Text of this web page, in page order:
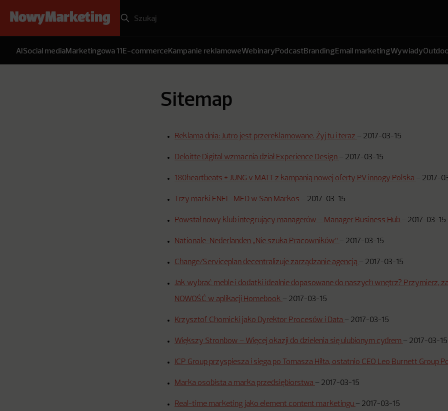
AISocial mediaMarketingowa 11E-commerceKampanie reklamoweWebinaryPodcastBrandingEmail marketingWywiady
Sitemap
Reklama dnia: Jutro jest przereklamowane. Żyj tu i teraz – 2017-03-15
Deloitte Digital wzmacnia dział Experience Design – 2017-03-15
180heartbeats + JUNG v MATT z kampanią nowej oferty PV innogy Polska – 2017-
Trzy marki ENEL-MED w San Markos – 2017-03-15
Powstał nowy klub integrujący managerów – Manager Business Hub – 2017-03-15
Nationale-Nederlanden „Nie szuka Pracowników” – 2017-03-15
Change/Serviceplan decentralizuje zarządzanie agencją – 2017-03-15
Jak wybrać meble i dodatki idealnie dopasowane do naszych wnętrz? Przymierz,
NOWOŚĆ w aplikacji Homebook – 2017-03-15
Krzysztof Chomicki jako Dyrektor Procesów i Data – 2017-03-15
Większy Stronbow – Więcej okazji do dzielenia się ulubionym cydrem – 2017-03-15
ICP Group przyspiesza i sięga po Tomasza Hilta, ostatnio CEO Leo Burnett Group
Marka osobista a marka przedsiębiorstwa – 2017-03-15
Real-time marketing jako element content marketingu – 2017-03-15